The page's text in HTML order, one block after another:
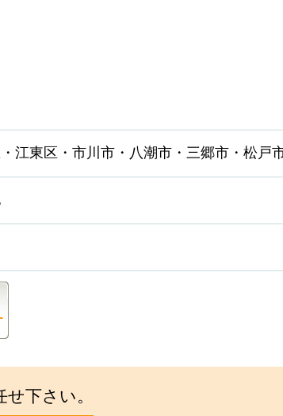
江東区・市川市・八潮市・三郷市・松戸
下さい。